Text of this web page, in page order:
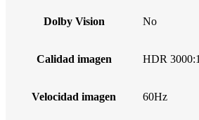
Dolby Vision No
Calidad imagen HDR 3000:1
Velocidad imagen 60Hz